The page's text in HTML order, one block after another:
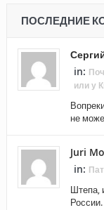
ПОСЛЕДНИЕ
in:
или у
не
Juri
in:
Штепа,
России.